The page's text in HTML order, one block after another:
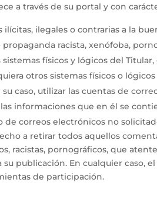
a través de su portal y con
ilegales o contrarias a la
racista, xenófoba,
sistemas físicos y lógicos del
otros sistemas físicos o
caso, utilizar las cuentas de
informaciones que en él se
de correos electrónicos no
a retirar todos aquellos
racistas, pornográficos, que
su publicación. En cualquier caso,
de participación.